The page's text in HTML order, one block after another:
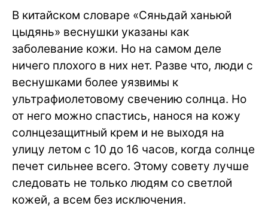
В китайском словаре «Сяньдай ханьюй
цыдянь» веснушки указаны как
заболевание кожи. Но на самом деле
ничего плохого в них нет. Разве что, люди с
веснушками более уязвимы к
ультрафиолетовому свечению солнца. Но
от него можно спастись, нанося на кожу
солнцезащитный крем и не выходя на
улицу летом с 10 до 16 часов, когда солнце
печет сильнее всего. Этому совету лучше
следовать не только людям со светлой
кожей, а всем без исключения.